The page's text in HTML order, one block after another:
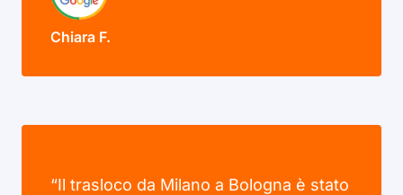
Chiara F.
“Il trasloco da Milano a Bologna è stato